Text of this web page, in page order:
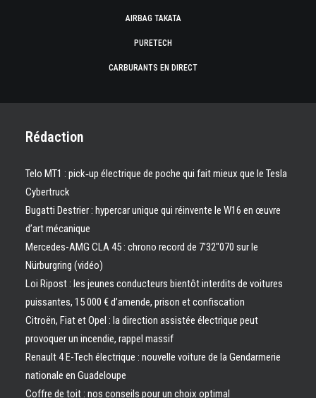
AIRBAG TAKATA
PURETECH
CARBURANTS EN DIRECT
Rédaction
Telo MT1 : pick‑up électrique de poche qui fait mieux que le Tesla
Cybertruck
Bugatti Destrier : hypercar unique qui réinvente le W16 en œuvre
d’art mécanique
Mercedes-AMG CLA 45 : chrono record de 7’32″070 sur le
Nürburgring (vidéo)
Loi Ripost : les jeunes conducteurs bientôt interdits de voitures
puissantes, 15 000 € d’amende, prison et confiscation
Citroën, Fiat et Opel : la direction assistée électrique peut
provoquer un incendie, rappel massif
Renault 4 E-Tech électrique : nouvelle voiture de la Gendarmerie
nationale en Guadeloupe
Coffre de toit : nos conseils pour un choix optimal